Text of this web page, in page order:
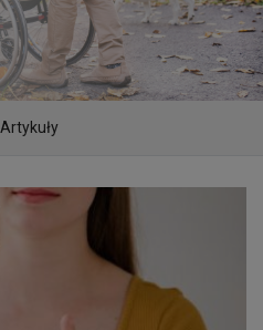
Artykuły